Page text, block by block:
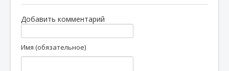
Добавить комментарий
Имя (обязательное)